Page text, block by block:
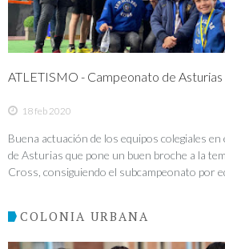
ATLETISMO - Campeonato de Asturias
18 feb 2020
Buena actuación de los equipos colegiales en
de Asturias que pone un buen broche a la
Cross, consiguiendo el subcampeonato por
COLONIA URBANA